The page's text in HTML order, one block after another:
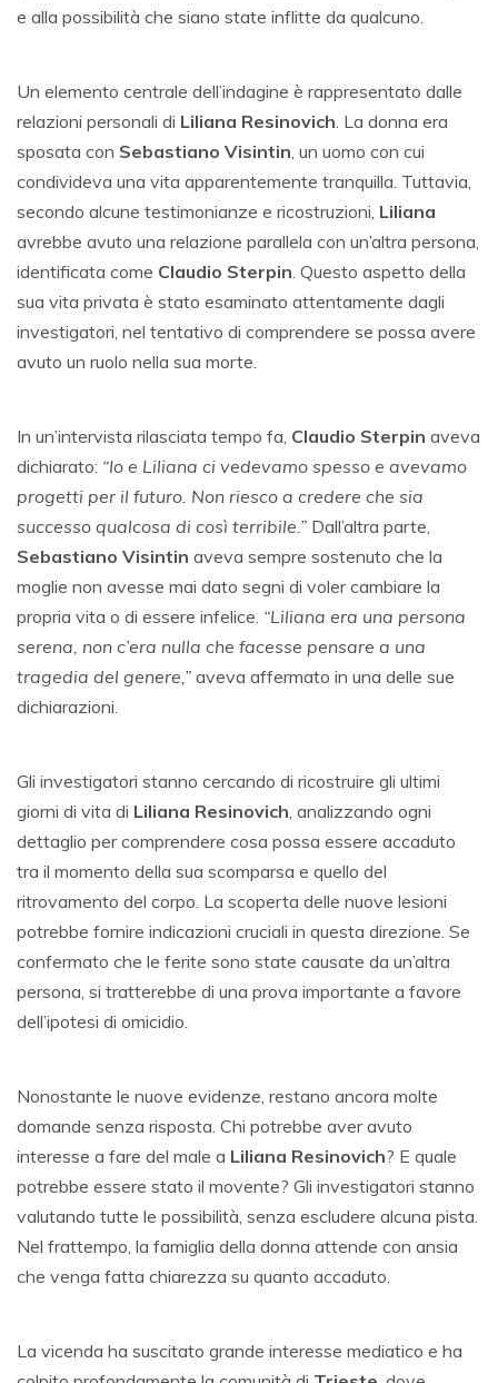
e alla possibilità che siano state inflitte da qualcuno.
Un elemento centrale dell’indagine è rappresentato dalle
relazioni personali di Liliana Resinovich. La donna era
sposata con Sebastiano Visintin, un uomo con cui
condivideva una vita apparentemente tranquilla. Tuttavia,
secondo alcune testimonianze e ricostruzioni, Liliana
avrebbe avuto una relazione parallela con un’altra persona,
identificata come Claudio Sterpin. Questo aspetto della
sua vita privata è stato esaminato attentamente dagli
investigatori, nel tentativo di comprendere se possa avere
avuto un ruolo nella sua morte.
In un’intervista rilasciata tempo fa, Claudio Sterpin aveva
dichiarato: “Io e Liliana ci vedevamo spesso e avevamo
progetti per il futuro. Non riesco a credere che sia
successo qualcosa di così terribile.” Dall’altra parte,
Sebastiano Visintin aveva sempre sostenuto che la
moglie non avesse mai dato segni di voler cambiare la
propria vita o di essere infelice. “Liliana era una persona
serena, non c’era nulla che facesse pensare a una
tragedia del genere,” aveva affermato in una delle sue
dichiarazioni.
Gli investigatori stanno cercando di ricostruire gli ultimi
giorni di vita di Liliana Resinovich, analizzando ogni
dettaglio per comprendere cosa possa essere accaduto
tra il momento della sua scomparsa e quello del
ritrovamento del corpo. La scoperta delle nuove lesioni
potrebbe fornire indicazioni cruciali in questa direzione. Se
confermato che le ferite sono state causate da un’altra
persona, si tratterebbe di una prova importante a favore
dell’ipotesi di omicidio.
Nonostante le nuove evidenze, restano ancora molte
domande senza risposta. Chi potrebbe aver avuto
interesse a fare del male a Liliana Resinovich? E quale
potrebbe essere stato il movente? Gli investigatori stanno
valutando tutte le possibilità, senza escludere alcuna pista.
Nel frattempo, la famiglia della donna attende con ansia
che venga fatta chiarezza su quanto accaduto.
La vicenda ha suscitato grande interesse mediatico e ha